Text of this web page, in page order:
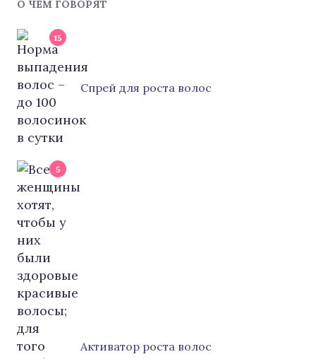
О ЧЕМ ГОВОРЯТ
15
Cпрей для роста волос
5
Активатор роста волос